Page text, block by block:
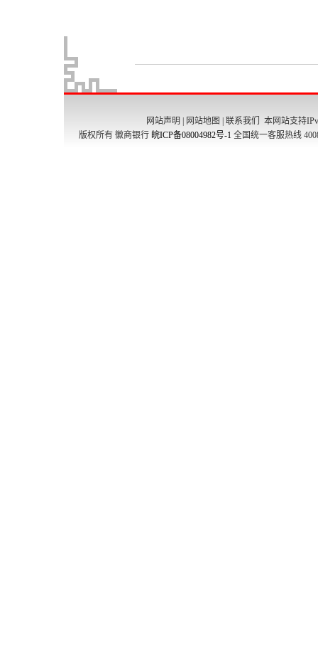
网站声明 网站地图 联系我们
本网站支持
版权所有 徽商银行 皖ICP备08004982号-1 全国统一客服热线